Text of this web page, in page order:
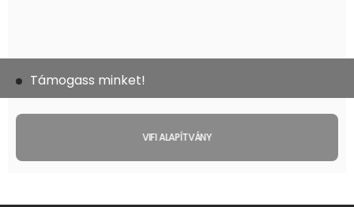
Támogass minket!
VIFI ALAPÍTVÁNY